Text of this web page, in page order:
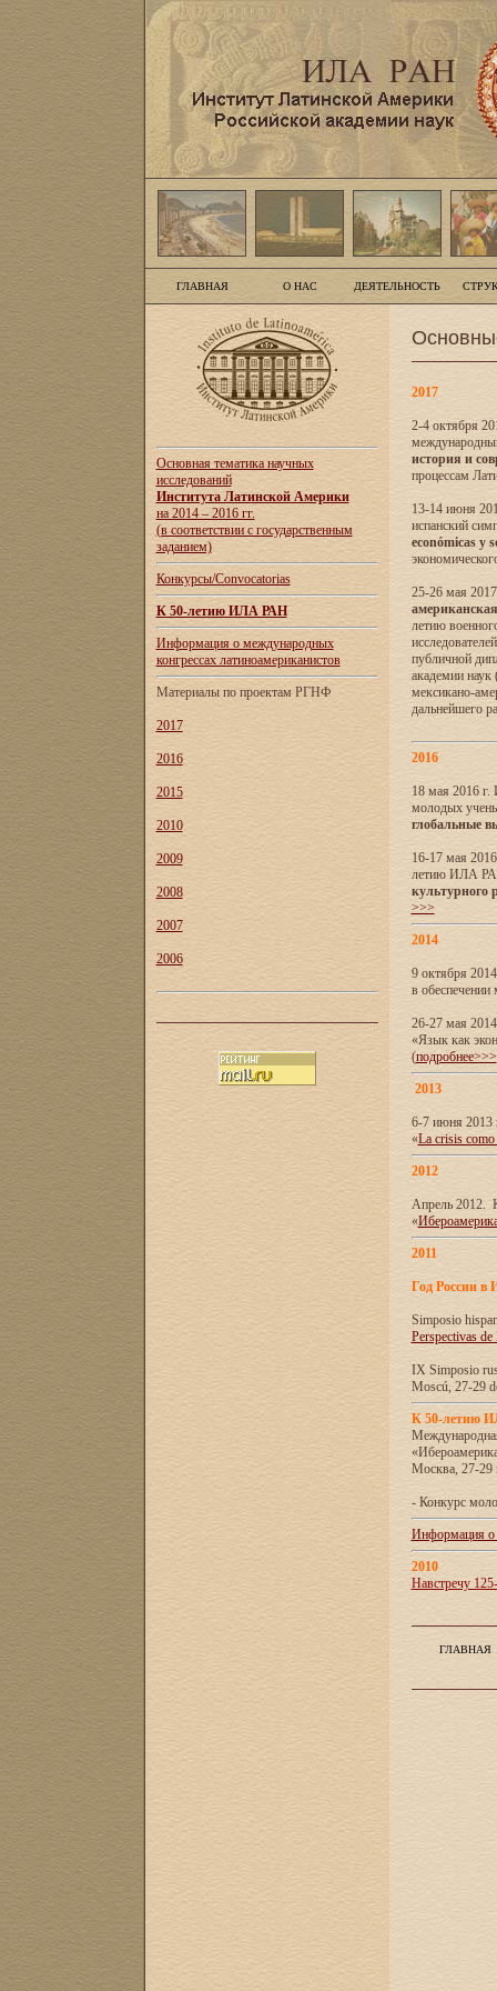
ГЛАВНАЯ О НАС ДЕЯТЕЛЬНОСТЬ
Основная тематика научных
исследований
Института Латинской Америки
на 2014 – 2016 гг.
(в соответствии с государственным
заданием)
Конкурсы/Convocatorias
К 50-летию ИЛА РАН
Информация о международных
конгрессах латиноамериканистов
Материалы по проектам РГНФ
2017
2016
2015
2010
2009
2008
2007
2006
2017
2-4 октября
история и
процессам
13-14 июня
испанский
económicas y
25-26 мая
летию
публичной
академии
мексикано-
дальнейшего
2016
18 мая 2016 г.
молодых
глобальные
16-17 мая
летию ИЛА
культурного
>>>
2014
9 октября
в обеспечении
26-27 мая
«Язык как
(подробнее>>>
2013
6-7 июня 2013
«La crisis como
2012
Апрель 2012.
«
2011
Год России в
Simposio
Perspectivas
IX Simposio
Moscú, 27-29
К 50-летию
Москва, 27-29
- Конкурс
Информация о
2010
Навстречу
ГЛАВНАЯ